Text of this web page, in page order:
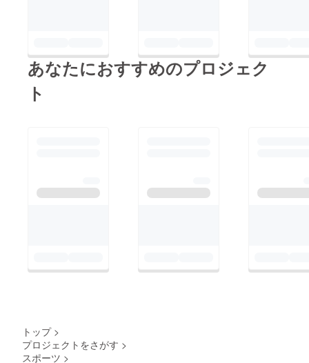
あなたにおすすめのプロジェク
ト
トップ >
プロジェクトをさがす >
スポーツ >